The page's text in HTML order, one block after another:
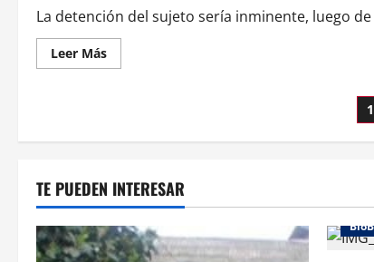
La detención del sujeto sería inminente, luego
Leer Más
1
TE PUEDEN INTERESAR